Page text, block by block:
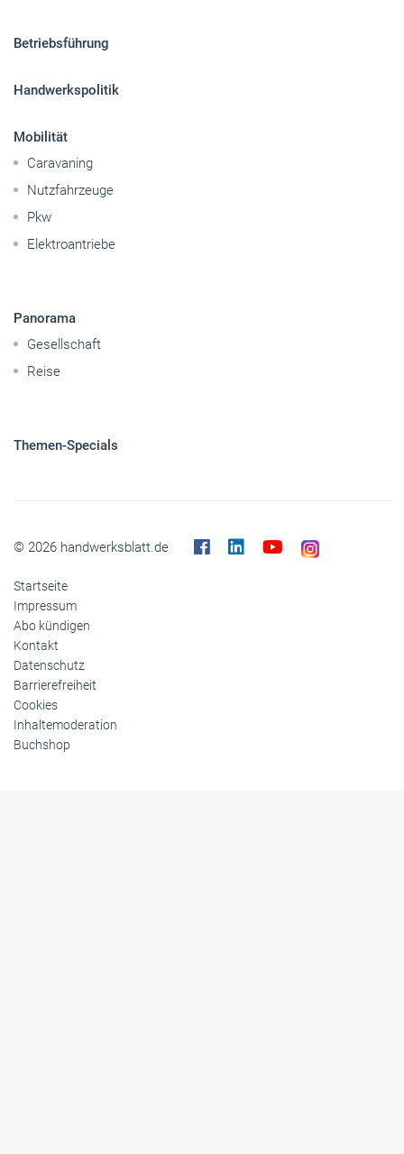
Betriebsführung
Handwerkspolitik
Mobilität
Caravaning
Nutzfahrzeuge
Pkw
Elektroantriebe
Panorama
Gesellschaft
Reise
Themen-Specials
© 2026 handwerksblatt.de
Startseite
Impressum
Abo kündigen
Kontakt
Datenschutz
Barrierefreiheit
Cookies
Inhaltemoderation
Buchshop